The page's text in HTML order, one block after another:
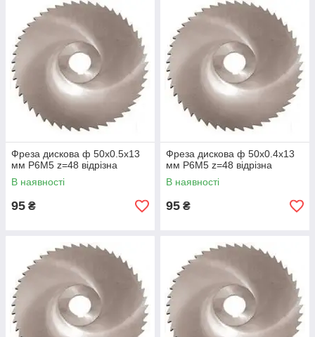
Фреза дискова ф 50х0.5х13
мм Р6М5 z=48 відрізна
В наявності
95 ₴
Фреза дискова ф 50х0.4х13
мм Р6М5 z=48 відрізна
В наявності
95 ₴